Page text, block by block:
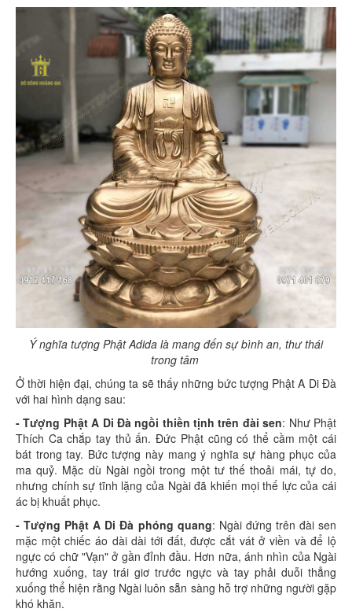
Ý nghĩa tượng Phật Adida là mang đến sự bình an, thư thái
trong tâm
Ở thời hiện đại, chúng ta sẽ thấy những bức tượng Phật A Di Đà
với hai hình dạng sau:
- Tượng Phật A Di Đà ngồi thiền tịnh trên đài sen: Như Phật
Thích Ca chắp tay thủ ấn. Đức Phật cũng có thể cầm một cái
bát trong tay. Bức tượng này mang ý nghĩa sự hàng phục của
ma quỷ. Mặc dù Ngài ngồi trong một tư thế thoải mái, tự do,
nhưng chính sự tĩnh lặng của Ngài đã khiến mọi thế lực của cái
ác bị khuất phục.
- Tượng Phật A Di Đà phóng quang: Ngài đứng trên đài sen
mặc một chiếc áo dài dài tới đất, được cắt vát ở viền và để lộ
ngực có chữ "Vạn" ở gần đỉnh đầu. Hơn nữa, ánh nhìn của Ngài
hướng xuống, tay trái giơ trước ngực và tay phải duỗi thẳng
xuống thể hiện rằng Ngài luôn sẵn sàng hỗ trợ những người gặp
khó khăn.